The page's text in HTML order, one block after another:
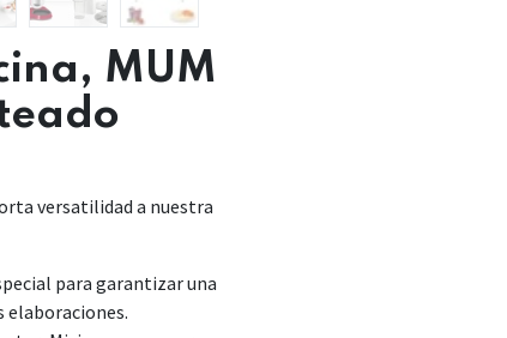
MUM
versatilidad a nuestra
para garantizar una
elaboraciones.